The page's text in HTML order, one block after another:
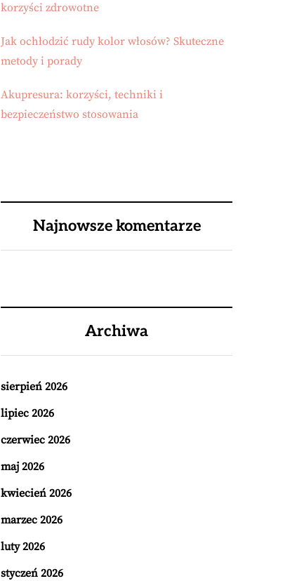
korzyści zdrowotne
Jak ochłodzić rudy kolor włosów? Skuteczne
metody i porady
Akupresura: korzyści, techniki i
bezpieczeństwo stosowania
Najnowsze komentarze
Archiwa
sierpień 2026
lipiec 2026
czerwiec 2026
maj 2026
kwiecień 2026
marzec 2026
luty 2026
styczeń 2026